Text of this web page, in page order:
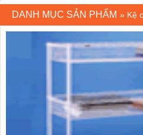
DANH MỤC SẢN PHẨM » Kệ